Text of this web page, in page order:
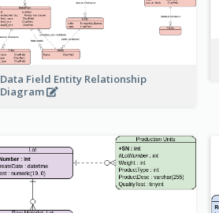
Data Field Entity Relationship
Diagram